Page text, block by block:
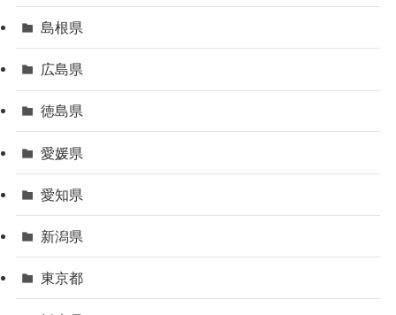
島根県
広島県
徳島県
愛媛県
愛知県
新潟県
東京都